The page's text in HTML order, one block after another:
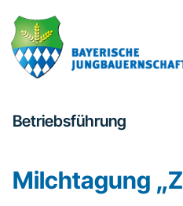
Inhalt
springen
Fußzeile
springen
Betriebsführung
Milchtagung